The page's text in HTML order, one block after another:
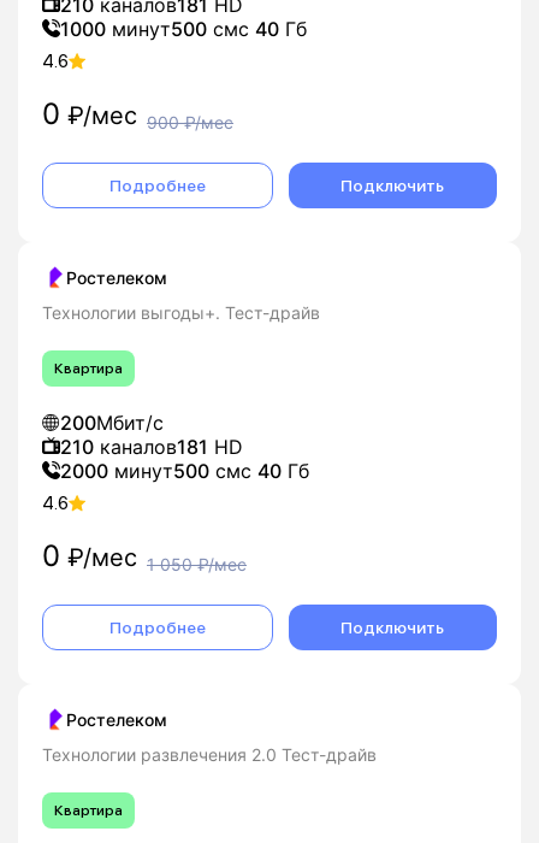
1000 минут500 смс 40 Гб
4.6
0 ₽/мес 900₽/мес
Подробнее Подключить
Ростелеком
Технологии выгоды+. Тест-драйв
Квартира
200Мбит/с
210 каналов181 HD
2000 минут500 смс 40 Гб
4.6
0 ₽/мес 1 050₽/мес
Подробнее Подключить
Ростелеком
Технологии развлечения 2.0 Тест-драйв
Квартира